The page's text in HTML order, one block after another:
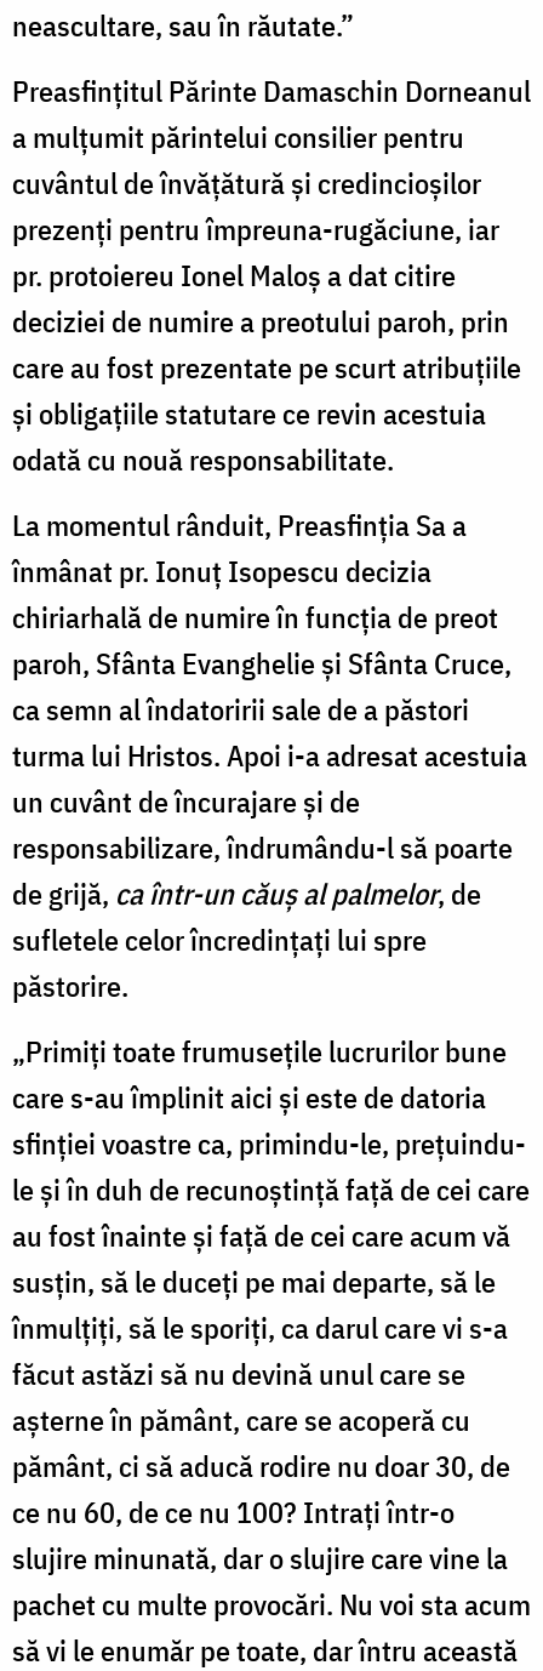
neascultare, sau în răutate.”
Preasfințitul Părinte Damaschin Dorneanul
a mulțumit părintelui consilier pentru
cuvântul de învățătură și credincioșilor
prezenți pentru împreuna-rugăciune, iar
pr. protoiereu Ionel Maloș a dat citire
deciziei de numire a preotului paroh, prin
care au fost prezentate pe scurt atribuțiile
și obligațiile statutare ce revin acestuia
odată cu nouă responsabilitate.
La momentul rânduit, Preasfinția Sa a
înmânat pr. Ionuț Isopescu decizia
chiriarhală de numire în funcția de preot
paroh, Sfânta Evanghelie și Sfânta Cruce,
ca semn al îndatoririi sale de a păstori
turma lui Hristos. Apoi i-a adresat acestuia
un cuvânt de încurajare și de
responsabilizare, îndrumându-l să poarte
de grijă, ca într-un căuș al palmelor, de
sufletele celor încredințați lui spre
păstorire.
„Primiți toate frumusețile lucrurilor bune
care s-au împlinit aici și este de datoria
sfinției voastre ca, primindu-le, prețuindu-
le și în duh de recunoștință față de cei care
au fost înainte și față de cei care acum vă
susțin, să le duceți pe mai departe, să le
înmulțiți, să le sporiți, ca darul care vi s-a
făcut astăzi să nu devină unul care se
așterne în pământ, care se acoperă cu
pământ, ci să aducă rodire nu doar 30, de
ce nu 60, de ce nu 100? Intrați într-o
slujire minunată, dar o slujire care vine la
pachet cu multe provocări. Nu voi sta acum
să vi le enumăr pe toate, dar întru această